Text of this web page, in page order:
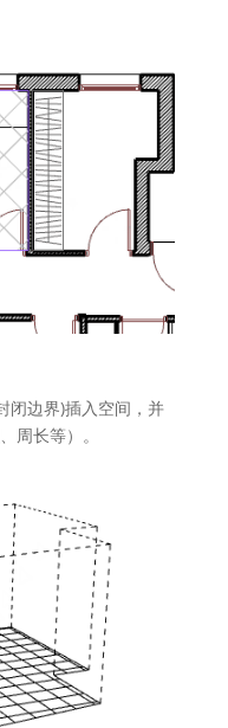
闭边界)插入空间，并
周长等）。